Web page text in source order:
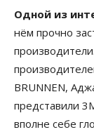
Одной из
нём прочно
BRUNNEN,
представили
вполне себе